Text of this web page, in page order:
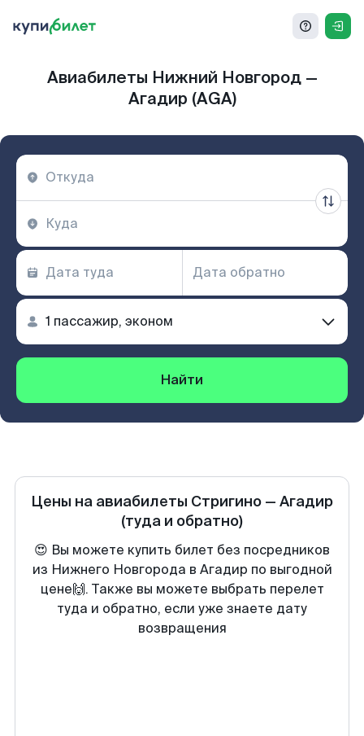
Авиабилеты Нижний Новгород —
Агадир (AGA)
Найти
Цены на авиабилеты Стригино — Агадир
(туда и обратно)
😍 Вы можете купить билет без посредников
из Нижнего Новгорода в Агадир по выгодной
цене🙌. Также вы можете выбрать перелет
туда и обратно, если уже знаете дату
возвращения